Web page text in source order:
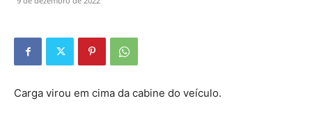
Carga virou em cima da cabine do veículo.